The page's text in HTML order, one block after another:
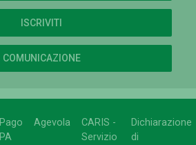
ISCRIVITI
COMUNICAZIONE
Pago
PA
Agevola
CARIS -
Servizio
Dichiarazione
di